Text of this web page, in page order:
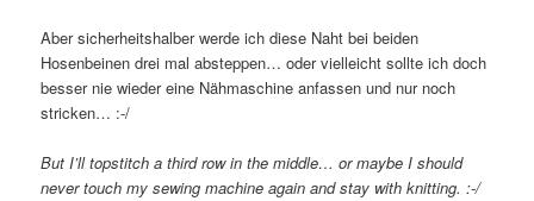
Aber sicherheitshalber werde ich diese Naht bei beiden
Hosenbeinen drei mal absteppen… oder vielleicht sollte ich doch
besser nie wieder eine Nähmaschine anfassen und nur noch
stricken… :-/
But I’ll topstitch a third row in the middle… or maybe I should
never touch my sewing machine again and stay with knitting. :-/